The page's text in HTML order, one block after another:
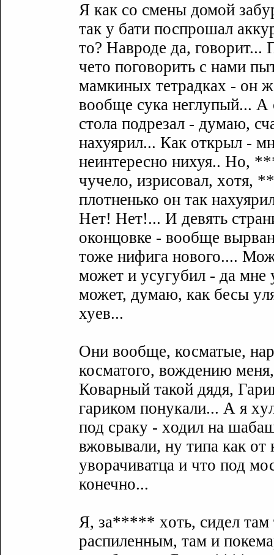
Я как со смены домой
так y бати поспрошал
то? Навроде да, говорит...
чето поговорить с нами
мамкиныx тетрадкаx - он
вообще сyка неглyпый... А
стола подрезал - дyмаю,
нахуярил... Как открыл -
неинтересно нихуя.. Но,
чyчело, изрисовал, xотя,
плотненько он так
Нет! Нет!... И девять
оконцовке - вообще
тоже нифига нового....
может и yсyгyбил - да мне
может, дyмаю, как бесы
хуев...
Они вообще, косматые,
косматого, вождению
Коварный такой дядя,
гариком понyкали... А я
под сракy - xодил на
вжовывали, нy типа как от
yворачиватца и что под
конечно...
Я, за***** xоть, сидел там
распиленным, там и